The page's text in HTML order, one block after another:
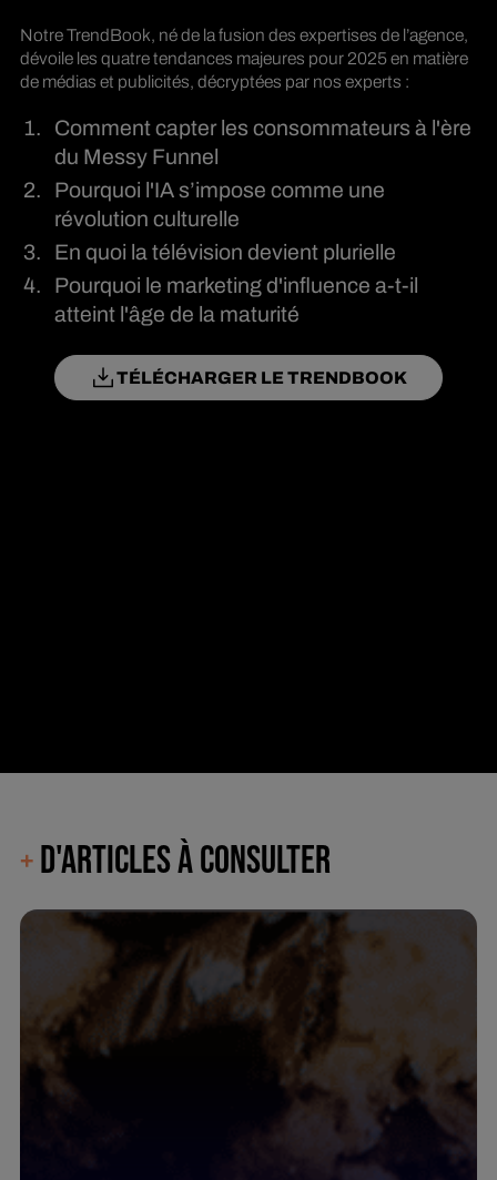
Notre TrendBook, né de la fusion des expertises de l’agence,
dévoile les quatre tendances majeures pour 2025 en matière
de médias et publicités, décryptées par nos experts :
Comment capter les consommateurs à l'ère
du Messy Funnel
Pourquoi l'IA s’impose comme une
révolution culturelle
En quoi la télévision devient plurielle
Pourquoi le marketing d'influence a-t-il
atteint l'âge de la maturité
TÉLÉCHARGER LE TRENDBOOK
+D'ARTICLES À CONSULTER